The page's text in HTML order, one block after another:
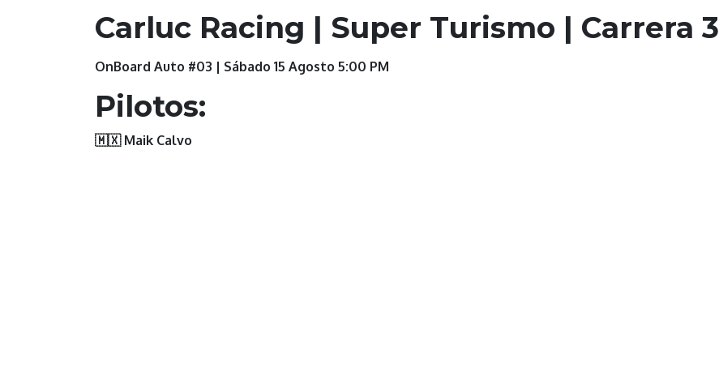
Carluc Racing | Super Turismo | Carrera 3
OnBoard Auto #03 | Sábado 15 Agosto 5:00 PM
Pilotos:
🇲🇽 Maik Calvo